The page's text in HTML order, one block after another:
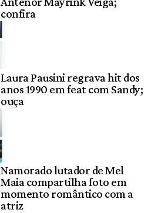
confira
Laura Pausini regrava hit dos
anos 1990 em feat com Sandy;
ouça
Namorado lutador de Mel
Maia compartilha foto em
momento romântico com a
atriz